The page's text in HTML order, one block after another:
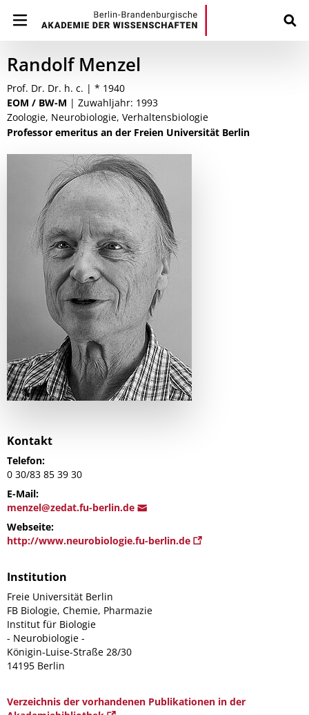
Randolf Menzel
Prof. Dr. Dr. h. c. | * 1940
EOM / BW-M | Zuwahljahr: 1993
Zoologie, Neurobiologie, Verhaltensbiologie
Professor emeritus an der Freien Universität Berlin
Kontakt
Telefon:
0 30/83 85 39 30
E-Mail:
menzel@zedat.fu-berlin.de
Webseite:
http://www.neurobiologie.fu-berlin.de
Institution
Freie Universität Berlin
FB Biologie, Chemie, Pharmazie
Institut für Biologie
- Neurobiologie -
Königin-Luise-Straße 28/30
14195 Berlin
Verzeichnis der vorhandenen Publikationen in der